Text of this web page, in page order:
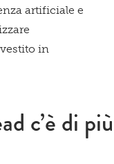
artificiale e
in
c’è di più